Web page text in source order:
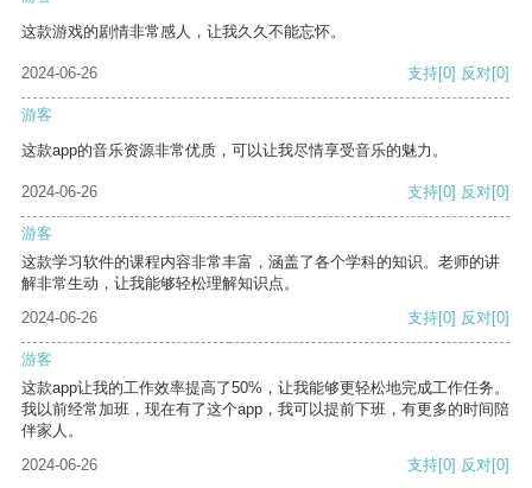
这款游戏的剧情非常感人，让我久久不能忘怀。
2024-06-26 支持[0] 反对[0]
游客
这款app的音乐资源非常优质，可以让我尽情享受音乐的魅力。
2024-06-26 支持[0] 反对[0]
游客
这款学习软件的课程内容非常丰富，涵盖了各个学科的知识。老师的讲
解非常生动，让我能够轻松理解知识点。
2024-06-26
支持[0] 反对[0]
游客
这款app让我的工作效率提高了50%，让我能够更轻松地完成工作任务。
我以前经常加班，现在有了这个app，我可以提前下班，有更多的时间陪
伴家人。
2024-06-26
支持[0] 反对[0]